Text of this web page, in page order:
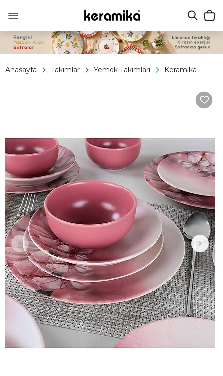
Anasayfa Takımlar Yemek Takımları Keramika